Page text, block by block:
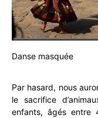
Danse masquée
Par hasard, nous
le sacrifice
enfants, âgés entre